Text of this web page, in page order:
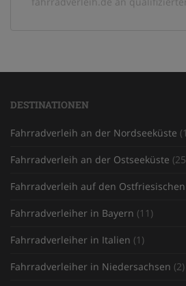
DESTINATIONEN
Fahrradverleih an der Nordseeküste
Fahrradverleih an der Ostseeküste
Fahrradverleih auf den
Fahrradverleiher in Bayern (11)
Fahrradverleiher in Italien (1)
Fahrradverleiher in Niedersachsen (2)